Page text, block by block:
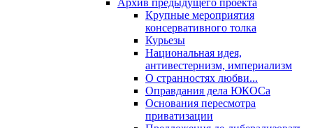
Архив предыдущего проекта
Крупные мероприятия
консервативного толка
Курьезы
Национальная идея,
антивестернизм, империализм
О странностях любви...
Оправдания дела ЮКОСа
Основания пересмотра
приватизации